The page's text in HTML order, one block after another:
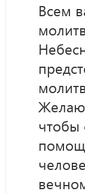
Всем
чтобы